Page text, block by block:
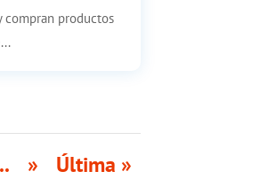
compran productos
» Última »